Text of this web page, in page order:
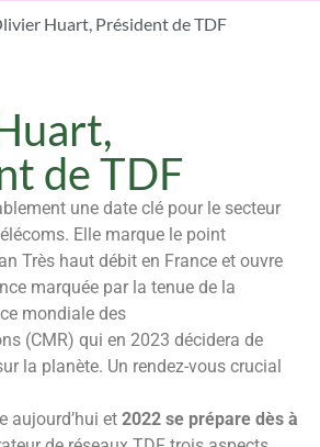
Huart, Président de TDF
de TDF
une date clé pour le secteur
Elle marque le point
Très haut débit en France et ouvre
marquée par la tenue de la
mondiale des
(CMR) qui en 2023 décidera de
la planète. Un rendez-vous crucial
aujourd’hui et 2022 se prépare dès à